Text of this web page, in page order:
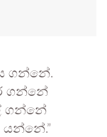
ගන්නේ.
ගන්නේ
ගන්නේ